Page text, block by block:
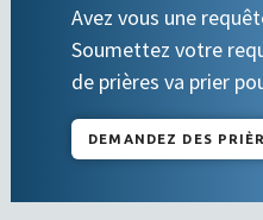
Avez vous une
Soumettez votre
de prières va prier
DEMANDEZ DES